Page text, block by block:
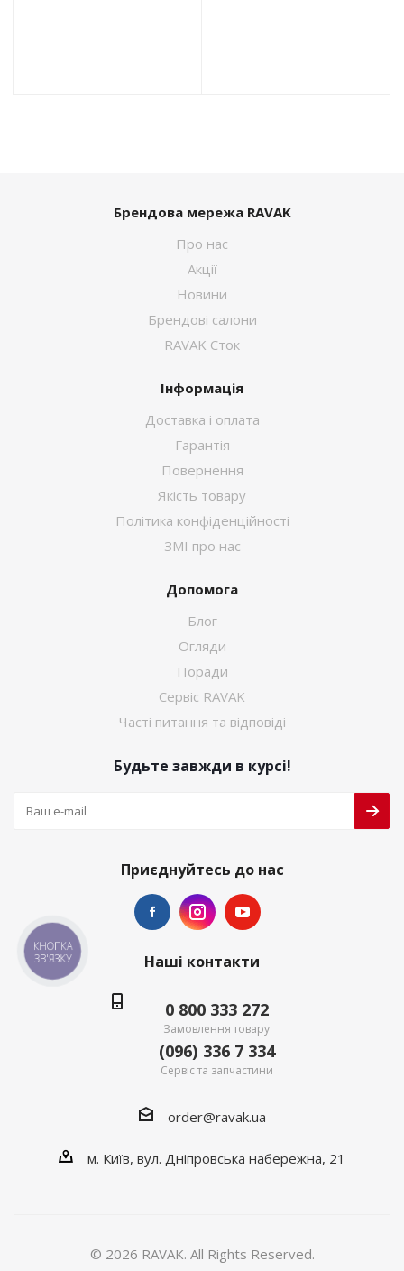
Брендова мережа RAVAK
Про нас
Акції
Новини
Брендові салони
RAVAK Сток
Інформація
Доставка і оплата
Гарантія
Повернення
Якість товару
Політика конфіденційності
ЗМІ про нас
Допомога
Блог
Огляди
Поради
Сервіс RAVAK
Часті питання та відповіді
Будьте завжди в курсі!
Приєднуйтесь до нас
Наші контакти
0 800 333 272
Замовлення товару
(096) 336 7 334
Сервіс та запчастини
order@ravak.ua
м. Київ, вул. Дніпровська набережна, 21
© 2026 RAVAK. All Rights Reserved.
КНОПКА
ЗВ'ЯЗКУ